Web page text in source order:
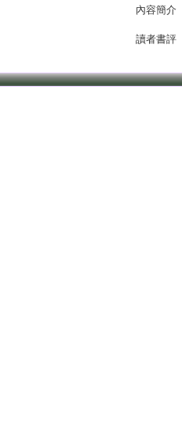
內容簡介
讀者書評